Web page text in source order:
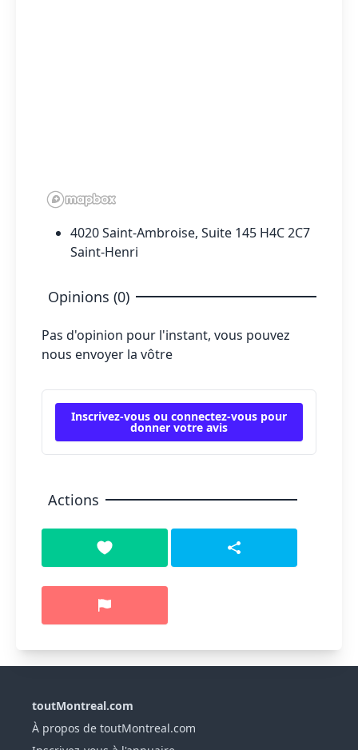
4020 Saint-Ambroise, Suite 145 H4C 2C7
Saint-Henri
Opinions (0)
Pas d'opinion pour l'instant, vous pouvez
nous envoyer la vôtre
Inscrivez-vous ou connectez-vous pour
donner votre avis
Actions
toutMontreal.com
À propos de toutMontreal.com